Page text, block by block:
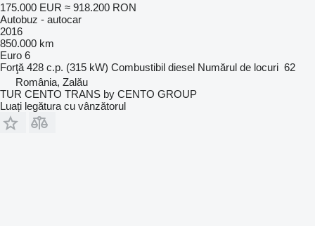
175.000 EUR ≈ 918.200 RON
Autobuz - autocar
2016
850.000 km
Euro 6
Forţă 428 c.p. (315 kW) Combustibil diesel Numărul de locuri 62
România, Zalău
TUR CENTO TRANS by CENTO GROUP
Luați legătura cu vânzătorul